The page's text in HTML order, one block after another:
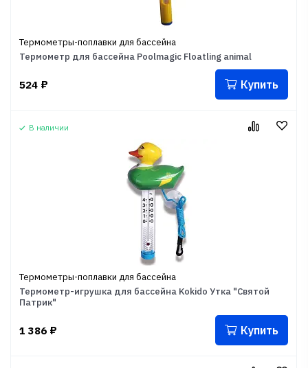
Термометры-поплавки для бассейна
Термометр для бассейна Poolmagic Floatling animal
524 ₽ Купить
В наличии
Термометры-поплавки для бассейна
Термометр-игрушка для бассейна Kokido Утка "Святой
Патрик"
1 386 ₽ Купить